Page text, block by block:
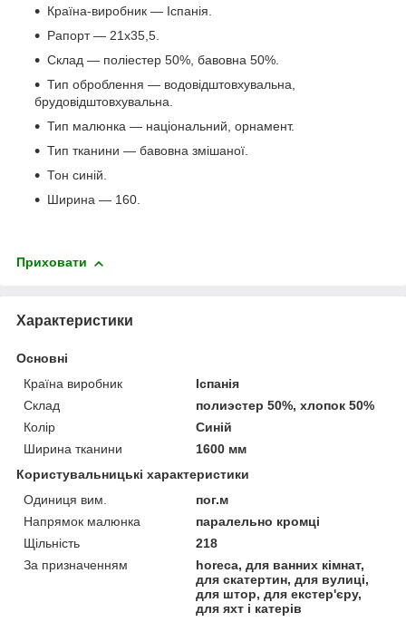
Країна-виробник — Іспанія.
Рапорт — 21х35,5.
Склад — поліестер 50%, бавовна 50%.
Тип оброблення — водовідштовхувальна,
брудовідштовхувальна.
Тип малюнка — національний, орнамент.
Тип тканини — бавовна змішаної.
Тон синій.
Ширина — 160.
Приховати
Характеристики
Основні
Країна виробник
Іспанія
Склад
полиэстер 50%, хлопок 50%
Колір
Синій
Ширина тканини
1600 мм
Користувальницькі характеристики
Одиниця вим.
пог.м
Напрямок малюнка
паралельно кромці
Щільність
218
За призначенням
horeca, для ванних кімнат,
для скатертин, для вулиці,
для штор, для екстер'єру,
для яхт і катерів